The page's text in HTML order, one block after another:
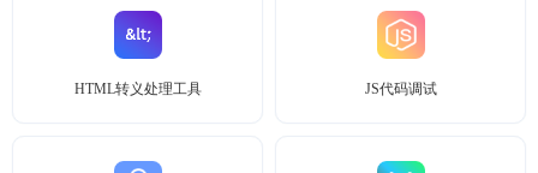
HTML转义处理工具 JS代码调试